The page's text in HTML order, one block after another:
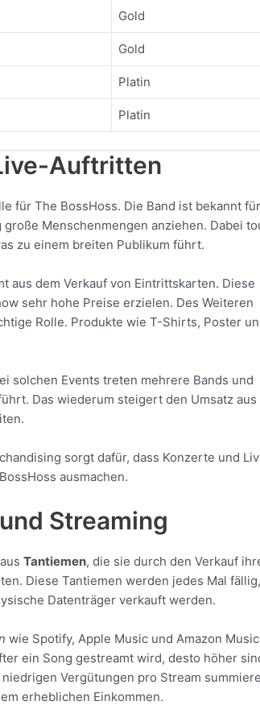
Gold
Gold
Platin
Platin
Auftritten
für The BossHoss. Die Band ist bekannt für
Menschenmengen anziehen. Dabei
zu einem breiten Publikum führt.
aus dem Verkauf von Eintrittskarten. Diese
sehr hohe Preise erzielen. Des Weiteren
Rolle. Produkte wie T-Shirts, Poster
solchen Events treten mehrere Bands und
Das wiederum steigert den Umsatz aus
sorgt dafür, dass Konzerte und
ausmachen.
Streaming
Tantiemen, die sie durch den Verkauf
Diese Tantiemen werden jedes Mal fällig,
Datenträger verkauft werden.
wie Spotify, Apple Music und Amazon Music
ein Song gestreamt wird, desto höher
Vergütungen pro Stream
erheblichen Einkommen.